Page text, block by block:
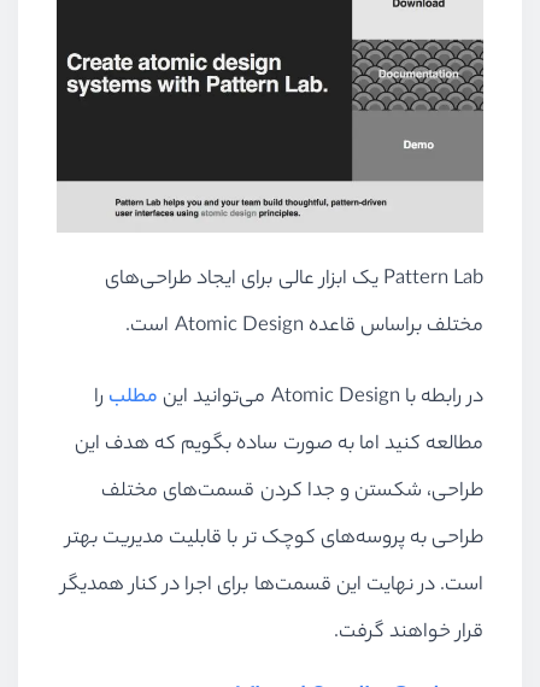
Pattern Lab یک ابزار عالی برای ایجاد طراحی‌های
مختلف براساس قاعده Atomic Design است.
در رابطه با Atomic Design می‌توانید این مطلب را
مطالعه کنید اما به صورت ساده بگویم که هدف این
طراحی، شکستن و جدا کردن قسمت‌های مختلف
طراحی به پروسه‌های کوچک تر با قابلیت مدیریت بهتر
است. در نهایت این قسمت‌ها برای اجرا در کنار همدیگر
قرار خواهند گرفت.